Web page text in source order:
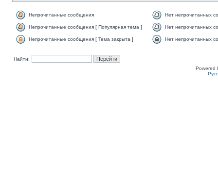
Непрочитанные сообщения Нет непрочитанных
Непрочитанные сообщения [ Популярная тема ] Нет непрочитанных
Непрочитанные сообщения [ Тема закрыта ] Нет непрочитанных
Найти:
Powered